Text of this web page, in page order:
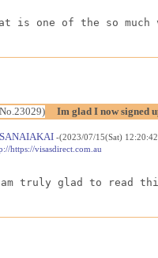
is one of the so much
Im glad I now signed
SANAIAKAI -(2023/07/15(Sat)
https://visasdirect.com.au
truly glad to read